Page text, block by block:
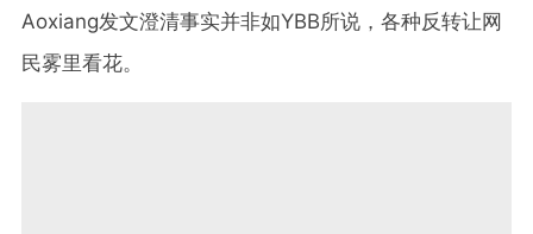
Aoxiang发文澄清事实并非如YBB所说，各种反转让网
民雾里看花。